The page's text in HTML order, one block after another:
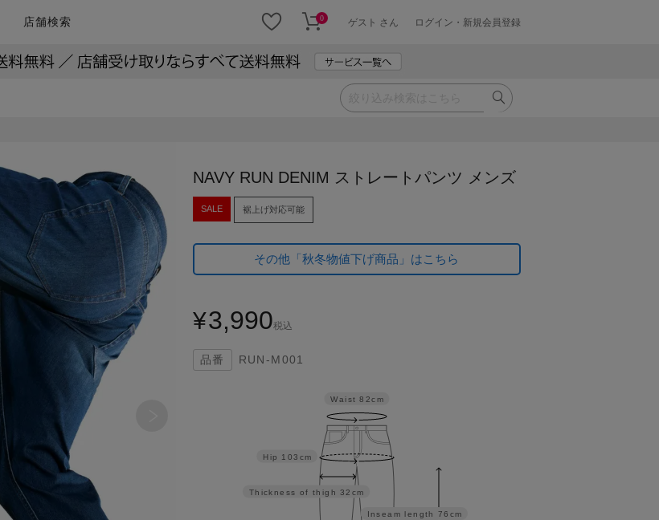
店舗検索 0 ゲスト さん ログイン・新規会員登録
NAVY RUN DENIM ストレートパンツ メンズ
SALE 裾上げ対応可能
その他「秋冬物値下げ商品」はこちら
¥3,990税込
RUN-M001
Inseam length 76cm
Thickness of thigh 32cm
Hip 103cm
Waist 82cm